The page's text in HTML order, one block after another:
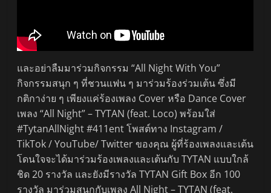
และอย่าลืมมาร่วมกิจกรรม “All Night With You”
กิจกรรมสนุก ๆ ที่ชวนแฟน ๆ มาร่วมร้องร่วมเต้น ซึ่งมี
กติกาง่าย ๆ เพียงแค่ร้องเพลง Cover หรือ Dance Cover
เพลง “All Night” – TYTAN (feat. Loco) พร้อมใส่
#TytanAllNight #411ent โพสต์ทาง Instagram /
TikTok / YouTube/ Twitter ของคุณ ผู้ที่ร้องเพลงและเต้น
โดนใจจะได้มาร่วมร้องเพลงและเต้นกับ TYTAN แบบใกล้
ชิด 20 รางวัล และยังมีรางวัล TYTAN Gift Box อีก 100
รางวัล มาร่วมสนุกกับเพลง All Night – TYTAN (feat.